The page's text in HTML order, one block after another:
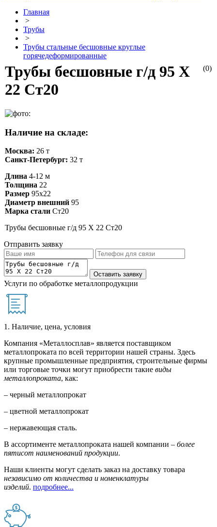
Главная
>
Трубы
>
Трубы стальные бесшовные круглые
горячедеформированные
(0)
Трубы бесшовные г/д 95 Х
22 Ст20
Наличие на складе:
Москва: 26 т
Санкт-Петербург: 32 т
Длина 4-12 м
Толщина 22
Размер 95х22
Диаметр внешний 95
Марка стали Ст20
Трубы бесшовные г/д 95 Х 22 Ст20
Отправить заявку
Услуги по обработке металлопродукции
1. Наличие, цена, условия
Компания «Металлосплав» является поставщиком
металлопроката по всей территории нашей страны. Здесь
крупные промышленные предприятия, строительные фирмы
или торговые точки могут приобрести такие виды
металлопроката, как:
– черный металлопрокат
– цветной металлопрокат
– нержавеющая сталь.
В ассортименте металлопроката нашей компании – более
пятисот наименований продукции.
Наши клиенты могут сделать заказ на доставку товара
независимо от количества и номенклатуры
изделий. подробнее...